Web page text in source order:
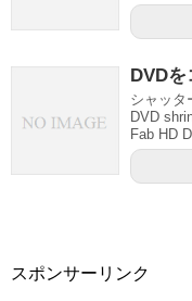
DVD
シャッタ
DVD
Fab HD
スポンサーリンク